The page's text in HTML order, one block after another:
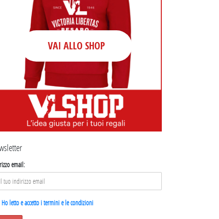
VAI ALLO SHOP
email:
Ho letto e accetto i termini e le condizioni